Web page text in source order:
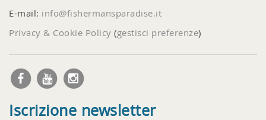
E-mail: info@fishermansparadise.it
Privacy & Cookie Policy (gestisci preferenze)
Iscrizione newsletter